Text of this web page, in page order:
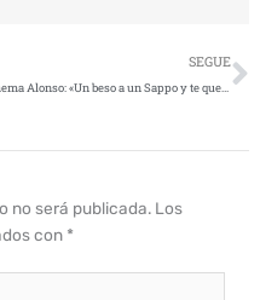
SEGUE
no será publicada. Los
con *